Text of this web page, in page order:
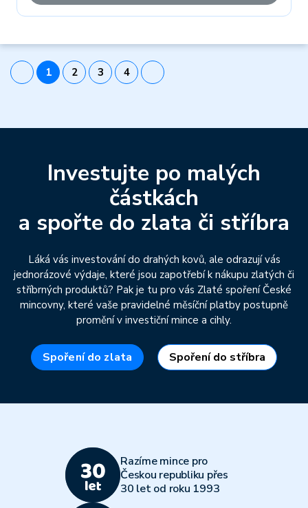
1 2 3 4
Investujte po malých
částkách
a spořte do zlata či stříbra
Láká vás investování do drahých kovů, ale odrazují vás
jednorázové výdaje, které jsou zapotřebí k nákupu zlatých či
stříbrných produktů? Pak je tu pro vás Zlaté spoření České
mincovny, které vaše pravidelné měsíční platby postupně
promění v investiční mince a cihly.
Spoření do zlata Spoření do stříbra
Razíme mince pro
Českou republiku přes
30 let od roku 1993